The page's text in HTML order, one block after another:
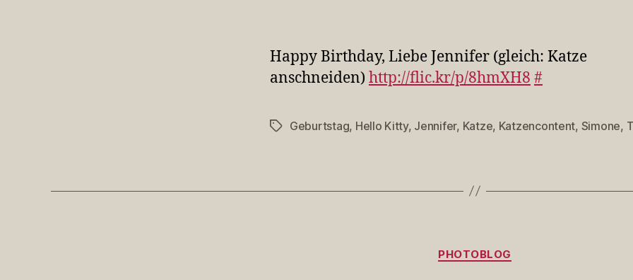
Happy Birthday, Liebe Jennifer (gleich: Katze
anschneiden) http://flic.kr/p/8hmXH8 #
Schlagwörter
Geburtstag, Hello Kitty, Jennifer, Katze, Katzencontent, Simone,
Kategorien
PHOTOBLOG